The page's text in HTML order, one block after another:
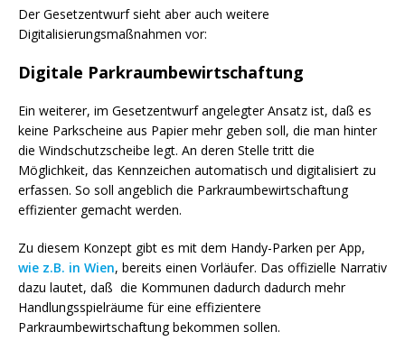
Der Gesetzentwurf sieht aber auch weitere
Digitalisierungsmaßnahmen vor:
Digitale Parkraumbewirtschaftung
Ein weiterer, im Gesetzentwurf angelegter Ansatz ist, daß es
keine Parkscheine aus Papier mehr geben soll, die man hinter
die Windschutzscheibe legt. An deren Stelle tritt die
Möglichkeit, das Kennzeichen automatisch und digitalisiert zu
erfassen. So soll angeblich die Parkraumbewirtschaftung
effizienter gemacht werden.
Zu diesem Konzept gibt es mit dem Handy-Parken per App,
wie z.B. in Wien, bereits einen Vorläufer. Das offizielle Narrativ
dazu lautet, daß die Kommunen dadurch dadurch mehr
Handlungsspielräume für eine effizientere
Parkraumbewirtschaftung bekommen sollen.